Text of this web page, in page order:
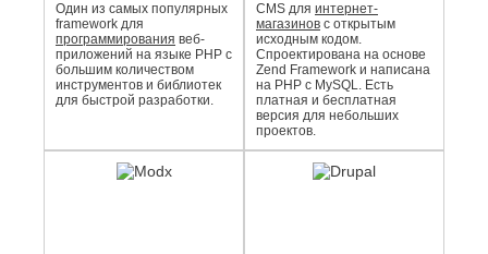
Один из самых популярных
framework для
программирования веб-
приложений на языке PHP с
большим количеством
инструментов и библиотек
для быстрой разработки.
CMS для интернет-
магазинов с открытым
исходным кодом.
Спроектирована на основе
Zend Framework и написана
на PHP с MySQL. Есть
платная и бесплатная
версия для небольших
проектов.